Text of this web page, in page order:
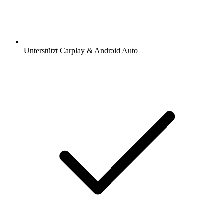
Unterstützt Carplay & Android Auto